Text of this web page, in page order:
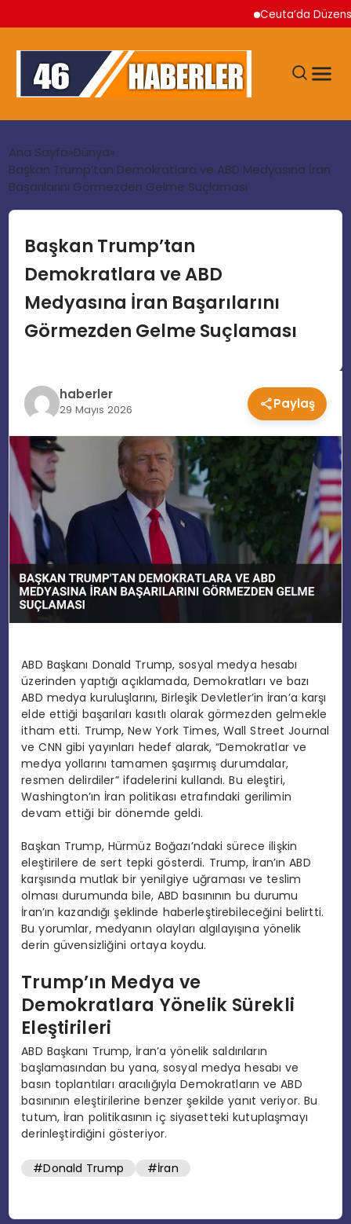
Ceuta’da Düzensiz
GÜNDEM
EKONOMI
SIYASET
TEKNOLOJI
SPOR
YAŞAM
Ana Sayfa Dünya
Başkan Trump’tan Demokratlara ve ABD Medyasına İran
Başarılarını Görmezden Gelme Suçlaması
Başkan Trump’tan
Demokratlara ve ABD
Medyasına İran Başarılarını
Görmezden Gelme Suçlaması
haberler
29 Mayıs 2026 Paylaş
ABD Başkanı Donald Trump, sosyal medya hesabı
üzerinden yaptığı açıklamada, Demokratları ve bazı
ABD medya kuruluşlarını, Birleşik Devletler’in İran’a karşı
elde ettiği başarıları kasıtlı olarak görmezden gelmekle
itham etti. Trump, New York Times, Wall Street Journal
ve CNN gibi yayınları hedef alarak, “Demokratlar ve
medya yollarını tamamen şaşırmış durumdalar,
resmen delirdiler” ifadelerini kullandı. Bu eleştiri,
Washington’ın İran politikası etrafındaki gerilimin
devam ettiği bir dönemde geldi.
Başkan Trump, Hürmüz Boğazı’ndaki sürece ilişkin
eleştirilere de sert tepki gösterdi. Trump, İran’ın ABD
karşısında mutlak bir yenilgiye uğraması ve teslim
olması durumunda bile, ABD basınının bu durumu
İran’ın kazandığı şeklinde haberleştirebileceğini belirtti.
Bu yorumlar, medyanın olayları algılayışına yönelik
derin güvensizliğini ortaya koydu.
Trump’ın Medya ve
Demokratlara Yönelik Sürekli
Eleştirileri
ABD Başkanı Trump, İran’a yönelik saldırıların
başlamasından bu yana, sosyal medya hesabı ve
basın toplantıları aracılığıyla Demokratların ve ABD
basınının eleştirilerine benzer şekilde yanıt veriyor. Bu
tutum, İran politikasının iç siyasetteki kutuplaşmayı
derinleştirdiğini gösteriyor.
#Donald Trump #İran